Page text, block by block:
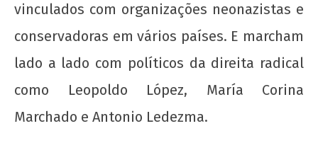
vinculados com organizações neonazistas e
conservadoras em vários países. E marcham
lado a lado com políticos da direita radical
como Leopoldo López, María Corina
Marchado e Antonio Ledezma.